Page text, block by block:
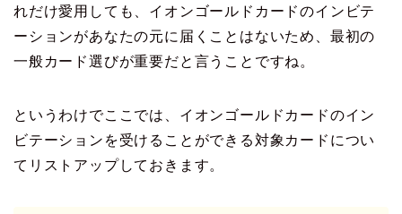
れだけ愛用しても、イオンゴールドカードのインビテ
ーションがあなたの元に届くことはないため、最初の
一般カード選びが重要だと言うことですね。
というわけでここでは、イオンゴールドカードのイン
ビテーションを受けることができる対象カードについ
てリストアップしておきます。